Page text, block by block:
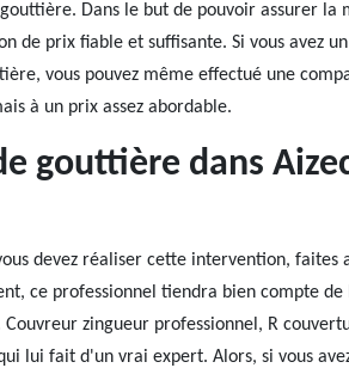
Dans le but de pouvoir assurer la
de prix fiable et suffisante. Si vous avez
vous pouvez même effectué une
à un prix assez abordable.
gouttière dans
devez réaliser cette intervention, faites
ce professionnel tiendra bien compte de
zingueur professionnel, R
lui fait d'un vrai expert. Alors, si vous